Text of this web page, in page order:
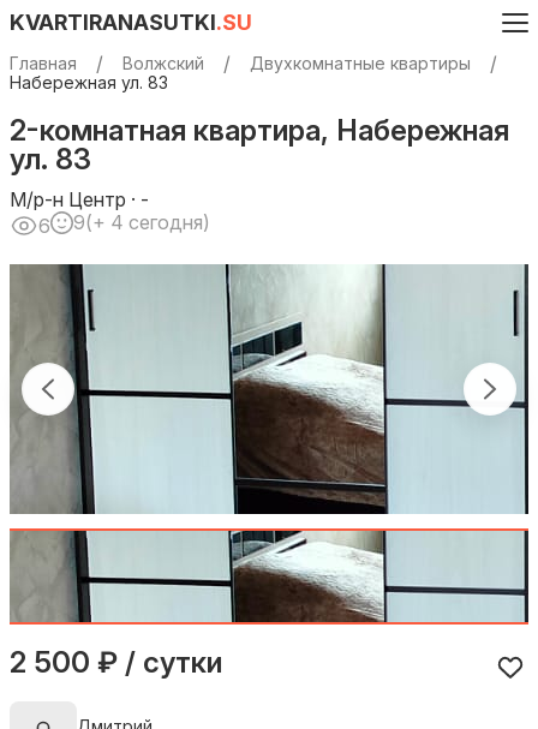
KVARTIRANASUTKI.SU
Главная Волжский
Двухкомнатные квартиры
Набережная ул. 83
2-комнатная квартира, Набережная
ул. 83
М/р-н Центр · -
6
9(+ 4 сегодня)
2 500 ₽ / сутки